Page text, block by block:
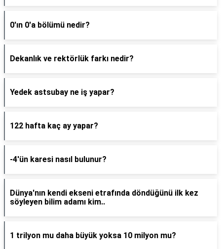
0'ın 0'a bölümü nedir?
Dekanlık ve rektörlük farkı nedir?
Yedek astsubay ne iş yapar?
122 hafta kaç ay yapar?
-4'ün karesi nasıl bulunur?
Dünya'nın kendi ekseni etrafında döndüğünü ilk kez
söyleyen bilim adamı kim..
1 trilyon mu daha büyük yoksa 10 milyon mu?